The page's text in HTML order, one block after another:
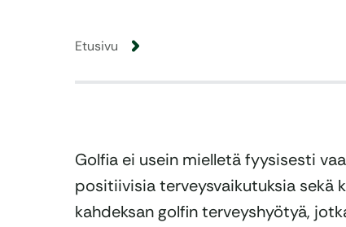
Etusivu
Golfia ei usein mielletä fyysisesti
positiivisia terveysvaikutuksia sekä
kahdeksan golfin terveyshyötyä,